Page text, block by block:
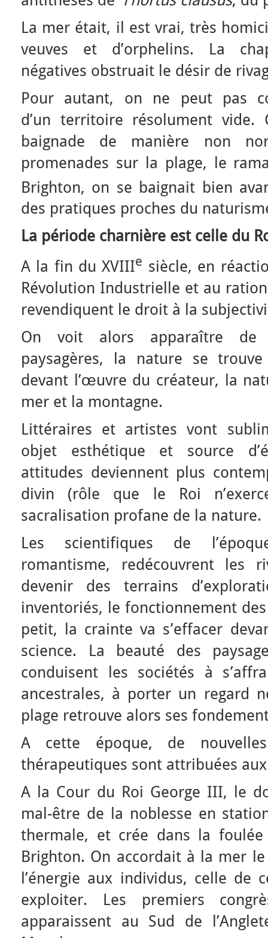
La mer était, il est vrai, très
veuves et d’orphelins. La
négatives obstruait le désir de
Pour autant, on ne peut pas
d’un territoire résolument vide.
baignade de manière non
promenades sur la plage, le
Brighton, on se baignait bien
des pratiques proches du
La période charnière est celle du
A la fin du XVIIIe siècle, en
Révolution Industrielle et au
revendiquent le droit à la
On voit alors apparaître de
paysagères, la nature se
devant l’œuvre du créateur, la
mer et la montagne.
Littéraires et artistes vont
objet esthétique et source
attitudes deviennent plus
divin (rôle que le Roi
sacralisation profane de la nature.
Les scientifiques de
romantisme, redécouvrent les
devenir des terrains
inventoriés, le fonctionnement
petit, la crainte va s’effacer
science. La beauté des
conduisent les sociétés à
ancestrales, à porter un regard
plage retrouve alors ses
A cette époque, de
thérapeutiques sont attribuées
A la Cour du Roi George III, le
mal-être de la noblesse en
thermale, et crée dans la
Brighton. On accordait à la mer
l’énergie aux individus, celle de
exploiter. Les premiers
apparaissent au Sud de